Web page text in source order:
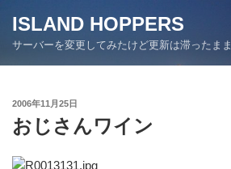
ン
ISLAND HOPPERS
サーバーを変更してみたけど更新は滞ったまま
投
稿
日:
2006年11月25日
おじさんワイン